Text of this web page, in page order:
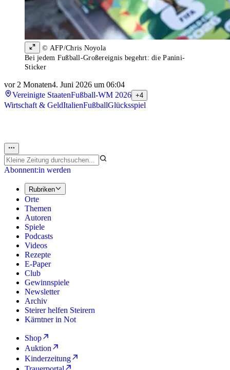
© AFP/Chris Noyola
Bei jedem Fußball-Großereignis begehrt: die Panini-
Sticker
vor 2 Monaten4. Juni 2026 um 06:04
Vereinigte StaatenFußball-WM 2026 +4
Wirtschaft & GeldItalienFußballGlücksspiel
Abonnent:in werden
Rubriken
Orte
Themen
Autoren
Spiele
Podcasts
Videos
Rezepte
E-Paper
Club
Gewinnspiele
Newsletter
Archiv
Steirer helfen Steirern
Kärntner in Not
Shop
Auktion
Kinderzeitung